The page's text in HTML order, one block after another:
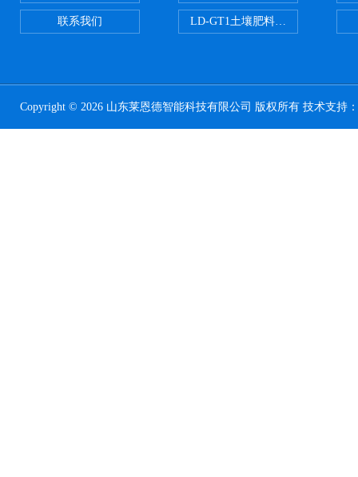
联系我们 LD-GT1土壤肥料养分检测仪
Copyright © 2026 山东莱恩德智能科技有限公司 版权所有 技术支持：